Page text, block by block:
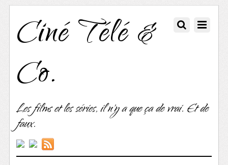
Ciné Télé &
Co.
Les films et les séries, il n'y a que ça de vrai. Et de
faux.